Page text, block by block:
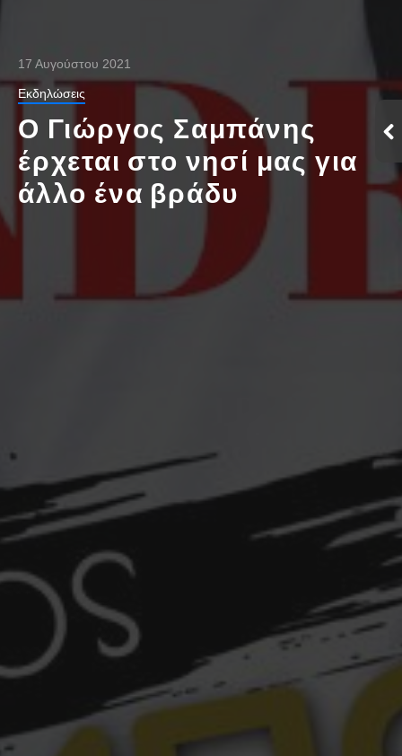
17 Αυγούστου 2021
Εκδηλώσεις
Ο Γιώργος Σαμπάνης
έρχεται στο νησί μας για
άλλο ένα βράδυ